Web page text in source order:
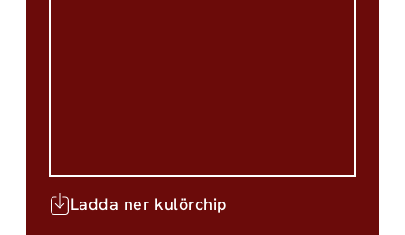
Ladda ner kulörchip